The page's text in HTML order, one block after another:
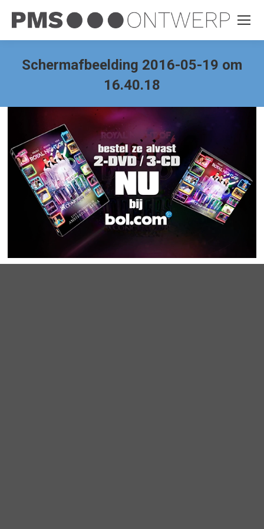
Schermafbeelding 2016-05-19 om
16.40.18